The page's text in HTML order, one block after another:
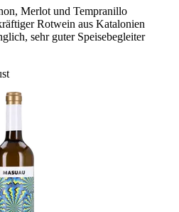
Merlot und Tempranillo
Rotwein aus Katalonien
sehr guter Speisebegleiter